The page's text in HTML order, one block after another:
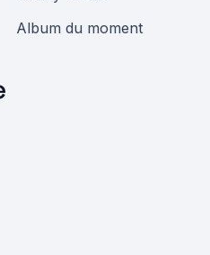
Album du moment